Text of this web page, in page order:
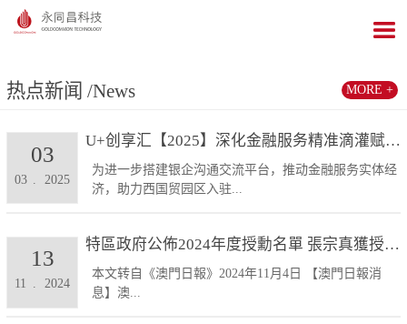
热点新闻 /News
U+创享汇【2025】深化金融服务精准滴灌赋能发展...
为进一步搭建银企沟通交流平台，推动金融服务实体经
济，助力西国贸园区入驻...
03 2025
03
特區政府公佈2024年度授勳名單 張宗真獲授予專業...
本文转自《澳門日報》2024年11月4日 【澳門日報消
息】澳...
11 2024
13
MORE +